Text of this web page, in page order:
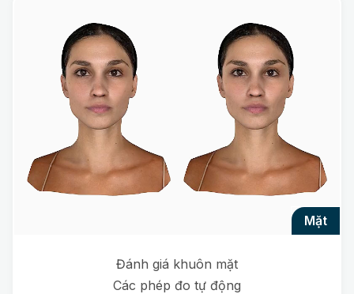
mặt
Đánh giá khuôn mặt
Các phép đo tự động